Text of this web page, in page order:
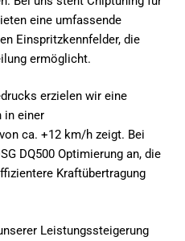
eine umfassende
Einspritzkennfelder, die
ermöglicht.
erzielen wir eine
in einer
ca. +12 km/h zeigt. Bei
DQ500 Optimierung an, die
Kraftübertragung
Leistungssteigerung